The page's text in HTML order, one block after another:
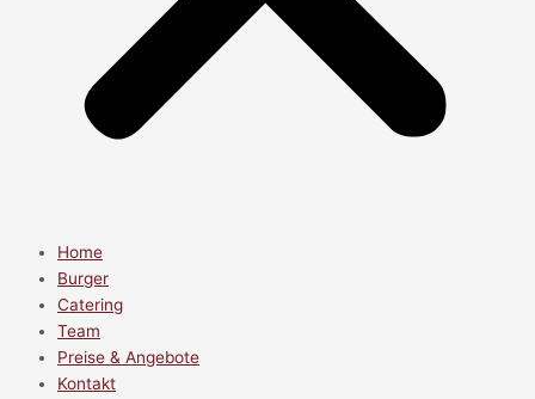
Home
Burger
Catering
Team
Preise & Angebote
Kontakt